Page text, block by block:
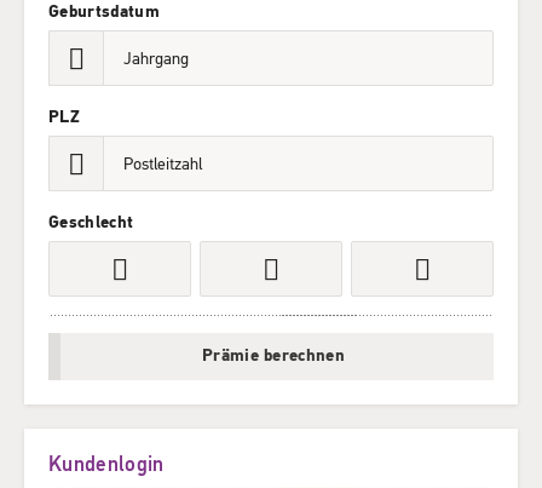
Geburtsdatum
PLZ
Geschlecht
Prämie berechnen
Kundenlogin